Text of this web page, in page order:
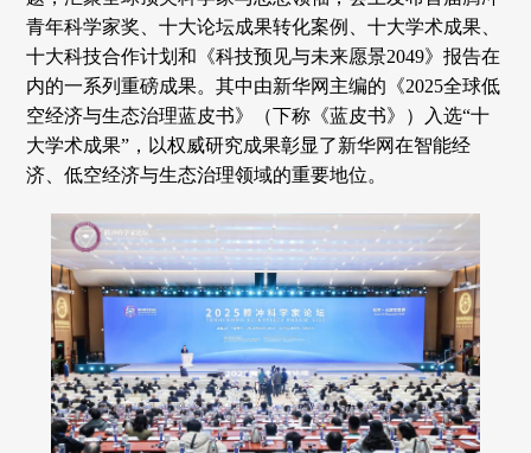
青年科学家奖、十大论坛成果转化案例、十大学术成果、
十大科技合作计划和《科技预见与未来愿景2049》报告在
内的一系列重磅成果。其中由新华网主编的《2025全球低
空经济与生态治理蓝皮书》（下称《蓝皮书》）入选“十
大学术成果”，以权威研究成果彰显了新华网在智能经
济、低空经济与生态治理领域的重要地位。